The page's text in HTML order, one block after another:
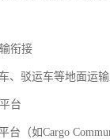
衔接
、驳运车等地面运
台
台（如Cargo